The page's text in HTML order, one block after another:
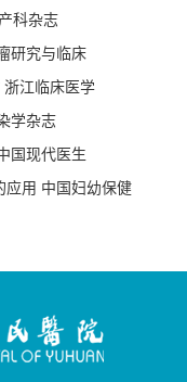
科杂志
研究与临床
江临床医学
学杂志
国现代医生
应用 中国妇幼保健